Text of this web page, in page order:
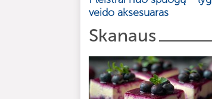
veido aksesuaras
Skanaus